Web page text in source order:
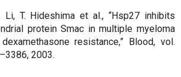
Li, T. Hideshima et al., “Hsp27 inhibits
protein Smac in multiple myeloma
resistance,” Blood, vol.
2003.